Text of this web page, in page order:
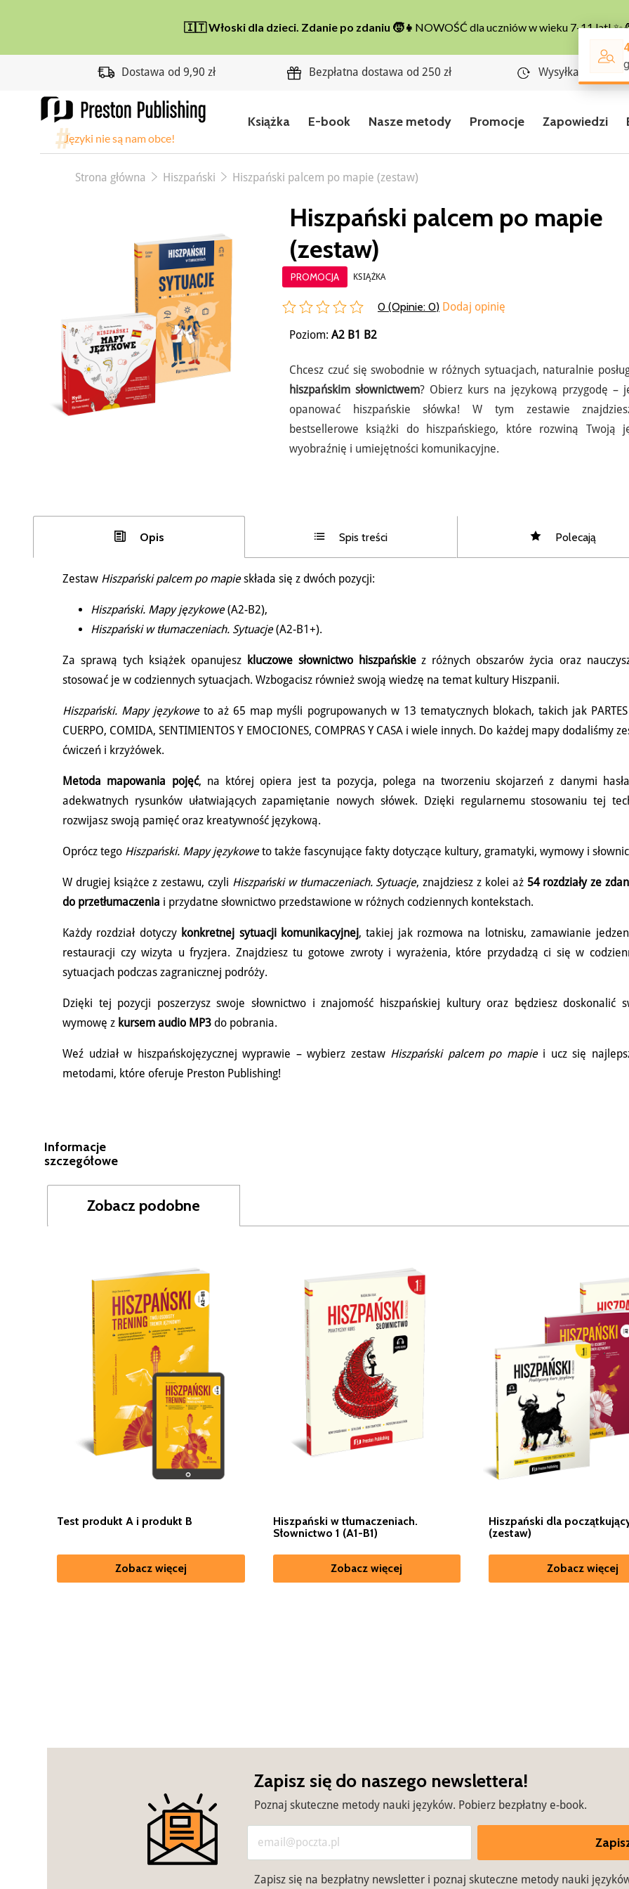
Dostawa od 9,90 zł Bezpłatna dostawa od 250 zł Wysyłka w 24
Książka E-book Nasze metody Promocje Zapowiedzi
Strona główna Hiszpański Hiszpański palcem po mapie (zestaw)
Hiszpański palcem po mapie
(zestaw)
PROMOCJA KSIĄŻKA
0 (Opinie: 0) Dodaj opinię
Poziom: A2 B1 B2
Chcesz czuć się swobodnie w różnych sytuacjach, naturalnie
hiszpańskim słownictwem? Obierz kurs na językową przygodę –
opanować hiszpańskie słówka! W tym zestawie
bestsellerowe książki do hiszpańskiego, które rozwiną Twoją
wyobraźnię i umiejętności komunikacyjne.
Opis Spis treści Polecają
Zestaw Hiszpański palcem po mapieskłada się z dwóch pozycji:
Hiszpański. Mapy językowe(A2-B2),
Hiszpański w tłumaczeniach. Sytuacje(A2-B1+).
Za sprawą tych książek opanujesz kluczowe słownictwo hiszpańskiez różnych obszarów życia oraz
stosować je w codziennych sytuacjach. Wzbogacisz również swoją wiedzę na temat kultury Hiszpanii.
Hiszpański. Mapy językoweto aż 65 map myśli pogrupowanych w 13 tematycznych blokach, takich jak PARTES
CUERPO, COMIDA, SENTIMIENTOS Y EMOCIONES, COMPRAS Y CASA i wiele innych. Do każdej mapy dodaliśmy
ćwiczeń i krzyżówek.
Metoda mapowania pojęć, na której opiera jest ta pozycja, polega na tworzeniu skojarzeń z danymi
adekwatnych rysunków ułatwiających zapamiętanie nowych słówek. Dzięki regularnemu stosowaniu tej
rozwijasz swoją pamięć oraz kreatywność językową.
Oprócz tego Hiszpański. Mapy językoweto także fascynujące fakty dotyczące kultury, gramatyki, wymowy i
W drugiej książce z zestawu, czyli Hiszpański w tłumaczeniach. Sytuacje, znajdziesz z kolei aż 54 rozdziały ze
do przetłumaczenia i przydatne słownictwo przedstawione w różnych codziennych kontekstach.
Każdy rozdział dotyczy konkretnej sytuacji komunikacyjnej, takiej jak rozmowa na lotnisku, zamawianie
restauracji czy wizyta u fryzjera. Znajdziesz tu gotowe zwroty i wyrażenia, które przydadzą ci się w
sytuacjach podczas zagranicznej podróży.
Dzięki tej pozycji poszerzysz swoje słownictwo i znajomość hiszpańskiej kultury oraz będziesz doskonalić
wymowę z kursem audio MP3 do pobrania.
Weź udział w hiszpańskojęzycznej wyprawie – wybierz zestaw Hiszpański palcem po mapiei ucz się
metodami, które oferuje Preston Publishing!
Informacje
szczegółowe
Zobacz podobne
Test produkt A i produkt B
Zobacz więcej
Hiszpański w tłumaczeniach.
Słownictwo 1 (A1-B1)
Zobacz więcej
Hiszpański dla
(zestaw)
Zobacz więcej
Zapisz się do naszego newslettera!
Poznaj skuteczne metody nauki języków. Pobierz bezpłatny e-book.
Zapisz się na bezpłatny newsletter i poznaj skuteczne metody nauki